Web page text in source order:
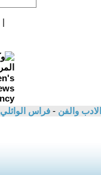
|
الادب والفن - فراس الوائلي